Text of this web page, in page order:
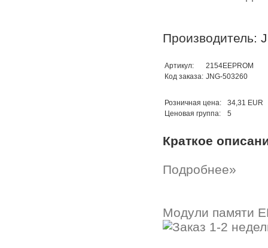
Производитель:
Артикул:
2154EEPROM
Код заказа: JNG-503260
Розничная цена:
34,31 EUR
Ценовая группа:
5
Краткое
Подробнее»
Модули памяти